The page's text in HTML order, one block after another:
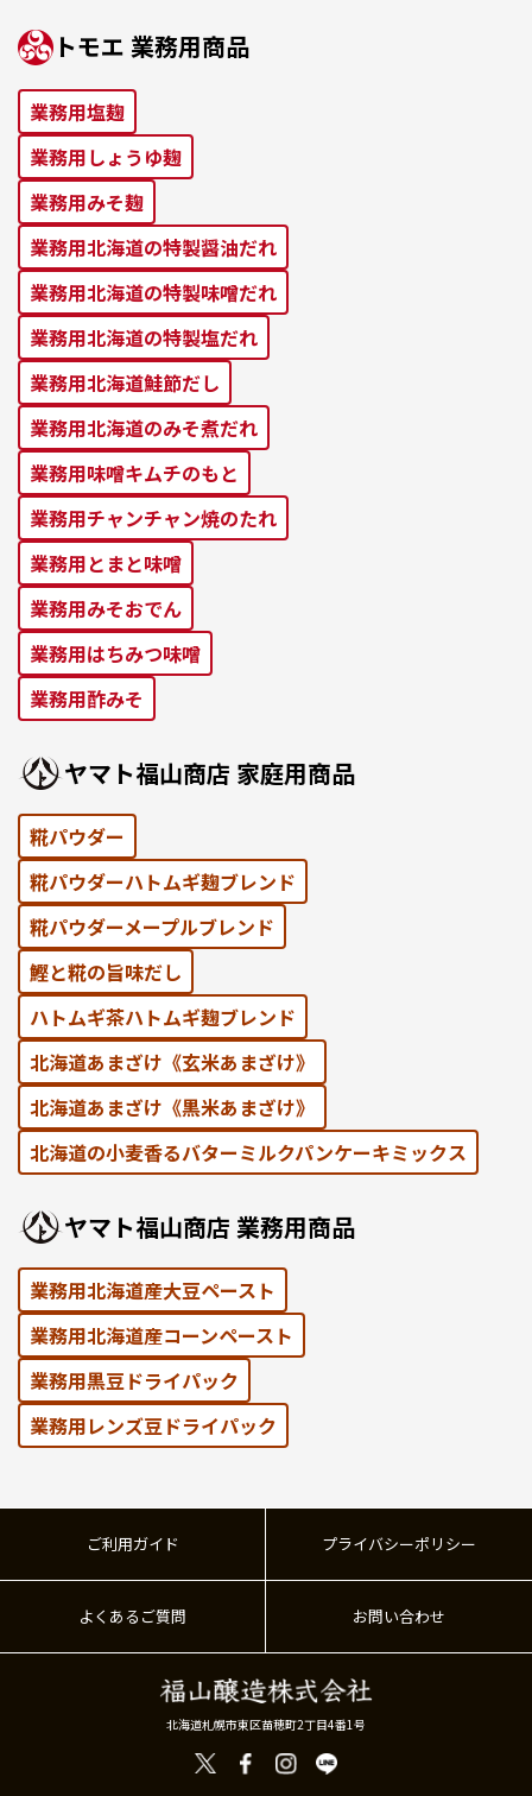
トモエ 業務⽤商品
業務⽤塩麹
業務⽤しょうゆ麹
業務⽤みそ麹
業務⽤北海道の特製醤油だれ
業務⽤北海道の特製味噌だれ
業務⽤北海道の特製塩だれ
業務⽤北海道鮭節だし
業務⽤北海道のみそ煮だれ
業務⽤味噌キムチのもと
業務⽤チャンチャン焼のたれ
業務⽤とまと味噌
業務⽤みそおでん
業務用はちみつ味噌
業務用酢みそ
ヤマト福⼭商店 家庭⽤商品
糀パウダー
糀パウダーハトムギ麹ブレンド
糀パウダーメープルブレンド
鰹と糀の旨味だし
ハトムギ茶ハトムギ麹ブレンド
北海道あまざけ《⽞⽶あまざけ》
北海道あまざけ《黒⽶あまざけ》
北海道の⼩⻨⾹るバターミルクパンケーキミックス
ヤマト福⼭商店 業務⽤商品
業務用北海道産大豆ペースト
業務用北海道産コーンペースト
業務⽤黒⾖ドライパック
業務⽤レンズ⾖ドライパック
北海道札幌市東区苗穂町2丁目4番1号
ご利用ガイド プライバシーポリシー
よくあるご質問 お問い合わせ